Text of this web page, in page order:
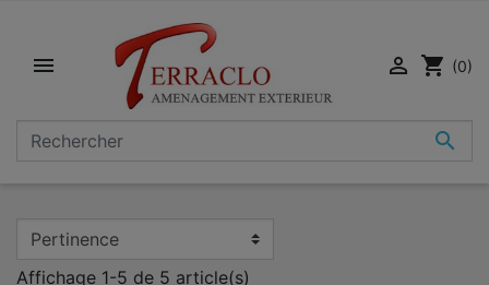


 shopping_cart (0)
Affichage 1-5 de 5 article(s)